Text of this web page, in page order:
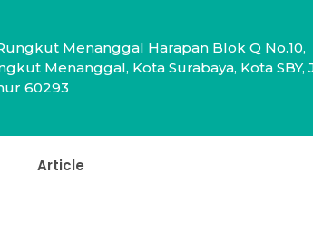
Menanggal Harapan Blok Q No.10,
Menanggal, Kota Surabaya, Kota SBY,
60293
Article